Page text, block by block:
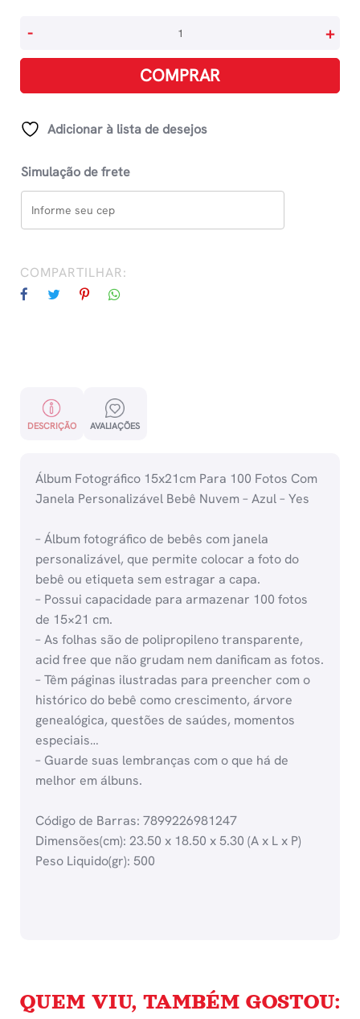
15x21cm
Para
Fotos
Janela
Personalizável
Bebê
Nuvem
Azul
quantidade
- +
COMPRAR
Adicionar à lista de desejos
Simulação de frete
COMPARTILHAR:
DESCRIÇÃO AVALIAÇÕES
Álbum Fotográfico 15x21cm Para 100 Fotos Com
Janela Personalizável Bebê Nuvem – Azul – Yes
– Álbum fotográfico de bebês com janela
personalizável, que permite colocar a foto do
bebê ou etiqueta sem estragar a capa.
– Possui capacidade para armazenar 100 fotos
de 15×21 cm.
– As folhas são de polipropileno transparente,
acid free que não grudam nem danificam as fotos.
– Têm páginas ilustradas para preencher com o
histórico do bebê como crescimento, árvore
genealógica, questões de saúdes, momentos
especiais…
– Guarde suas lembranças com o que há de
melhor em álbuns.
Código de Barras: 7899226981247
Dimensões(cm): 23.50 x 18.50 x 5.30 (A x L x P)
Peso Liquido(gr): 500
QUEM VIU, TAMBÉM GOSTOU: